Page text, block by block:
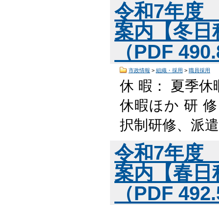
令和7年度
案内【冬
（PDF
市政情報 > 組織・採用 > 職員採用
休 暇： 夏季休
休暇ほか 研
択制研修、派
令和7年度
案内【春
（PDF